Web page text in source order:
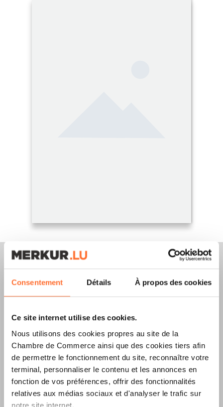
Consentement Détails À propos des cookies
Ce site internet utilise des cookies.
Nous utilisons des cookies propres au site de la
Chambre de Commerce ainsi que des cookies tiers afin
de permettre le fonctionnement du site, reconnaître votre
terminal, personnaliser le contenu et les annonces en
fonction de vos préférences, offrir des fonctionnalités
relatives aux médias sociaux et d'analyser le trafic sur
notre site internet.
Merkur Magazine
L’ÉDITIONÉTÉ
2026EST
DISPONIBLE !